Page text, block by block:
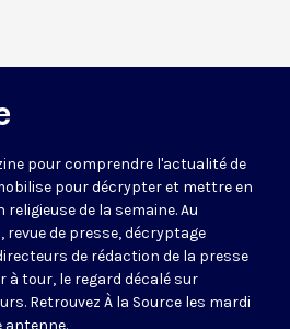
pour comprendre l'actualité de
pour décrypter et mettre en
de la semaine. Au
de presse, décryptage
de rédaction de la presse
à tour, le regard décalé sur
Retrouvez À la Source les mardi
antenne.